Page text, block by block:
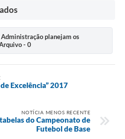
planejam os
- 0
Excelência” 2017
NOTÍCIA MENOS RECENTE
do Campeonato de
Futebol de Base